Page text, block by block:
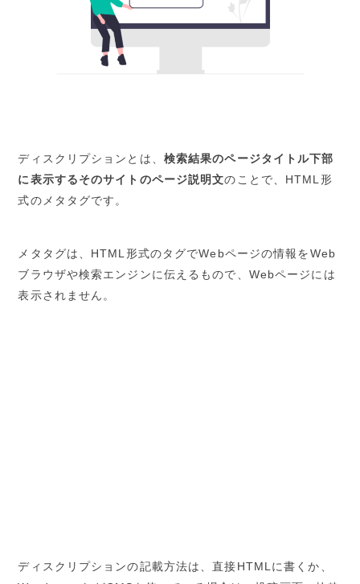
ディスクリプションとは、 検索結果のページタイトル下部
に表示するそのサイトのページ説明文のことで、HTML形
式のメタタグです。
メタタグは、HTML形式のタグでWebページの情報をWeb
ブラウザや検索エンジンに伝えるもので、Webページには
表示されません。
ディスクリプションの記載方法は、直接HTMLに書くか、